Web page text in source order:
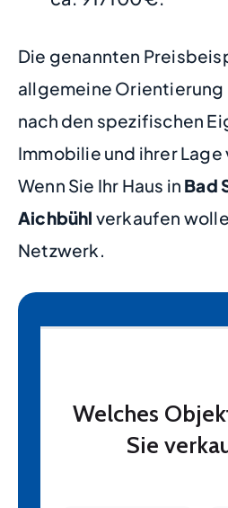
Die genannten
allgemeine Orientierung
nach den spezifischen
Immobilie und ihrer Lage
Wenn Sie Ihr Haus in Bad
Aichbühl verkaufen
Netzwerk.